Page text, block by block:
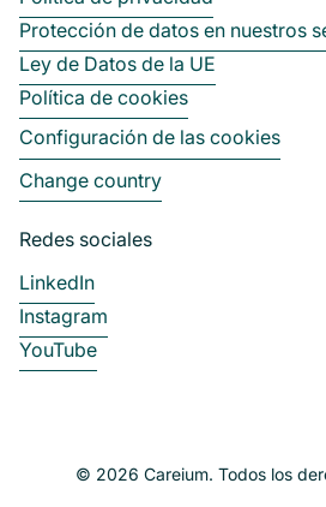
Protección de datos en nuestros
Ley de Datos de la UE
Política de cookies
Configuración de las cookies
Change country
Redes sociales
LinkedIn
Instagram
YouTube
© 2026 Careium. Todos los